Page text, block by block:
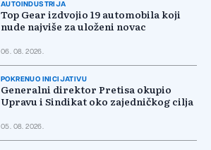
AUTOINDUSTRIJA
Top Gear izdvojio 19 automobila koji
nude najviše za uloženi novac
06. 08. 2026.
POKRENUO INICIJATIVU
Generalni direktor Pretisa okupio
Upravu i Sindikat oko zajedničkog cilja
05. 08. 2026.